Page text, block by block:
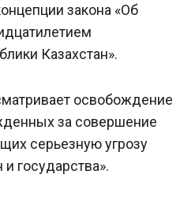
закона «Об
Казахстан».
освобождение
за совершение
серьезную угрозу
государства».